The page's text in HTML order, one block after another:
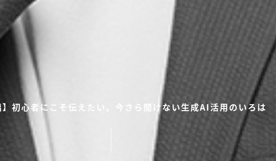
初心者にこそ伝えたい。今さら聞けない生成AI活用のいろは